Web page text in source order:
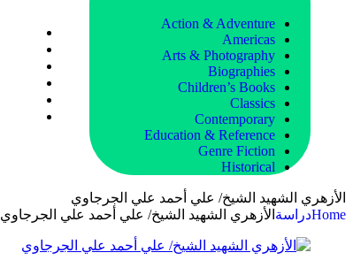
Action & Adventure
Americas
Arts & Photography
Biographies
Children’s Books
Classics
Contemporary
Education & Reference
Genre Fiction
Historical
الأزهري الشهيد الشيخ/ علي أحمد علي الجرجاوي
Homeدراسة الأزهري الشهيد الشيخ/ علي أحمد علي الجرجاوي